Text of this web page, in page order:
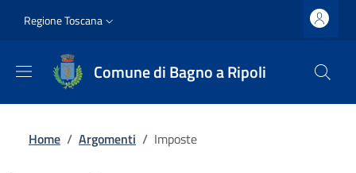
Slim top
Regione Toscana
Comune di Bagno a Ripoli
Briciole di pane
Home / Argomenti / Imposte